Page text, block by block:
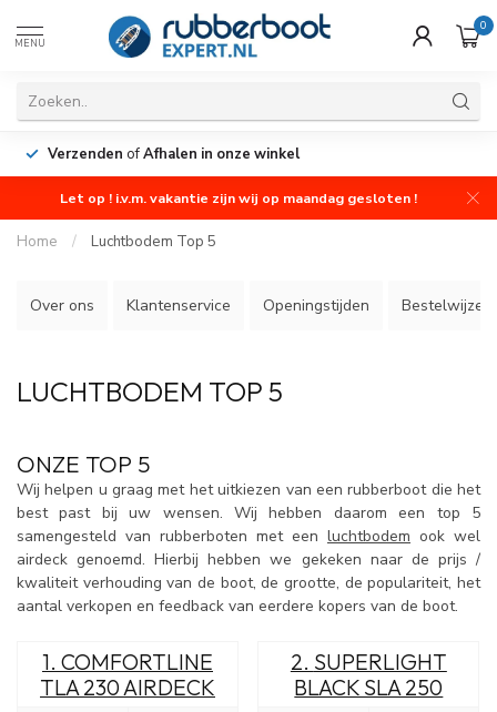
MENU
0
Verzenden ofAfhalen in onze winkel
Let op ! i.v.m. vakantie zijn wij op maandag gesloten !
Home / Luchtbodem Top 5
Over ons Klantenservice Openingstijden Bestelwijze
LUCHTBODEM TOP 5
ONZE TOP 5
Wij helpen u graag met het uitkiezen van een rubberboot die het
best past bij uw wensen. Wij hebben daarom een top 5
samengesteld van rubberboten met een luchtbodem ook wel
airdeck genoemd. Hierbij hebben we gekeken naar de prijs /
kwaliteit verhouding van de boot, de grootte, de populariteit, het
aantal verkopen en feedback van eerdere kopers van de boot.
1. COMFORTLINE
TLA 230 AIRDECK
2. SUPERLIGHT
BLACK SLA 250